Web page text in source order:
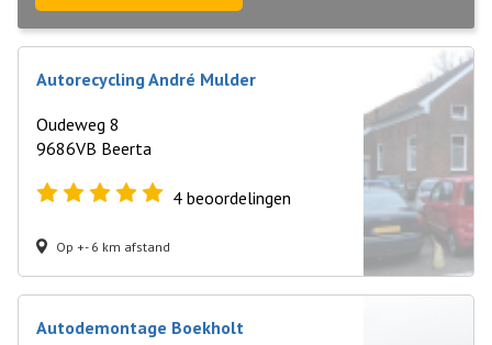
Autorecycling André Mulder
Oudeweg 8
9686VB Beerta
4 beoordelingen
Op +- 6 km afstand
Autodemontage Boekholt